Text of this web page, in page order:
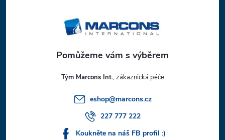
Tým Marcons Int.
eshop@marcons.cz
227 777 222
Koukněte na náš FB profil :)